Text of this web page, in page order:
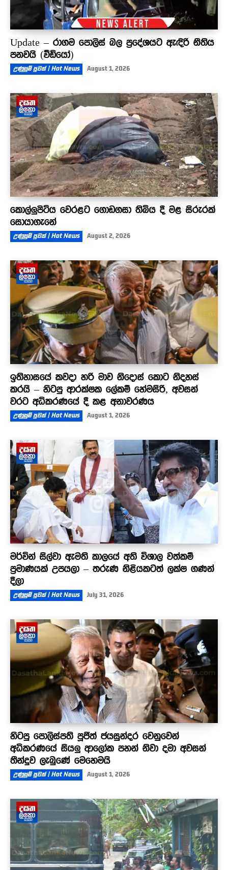
Update – රාගම පොලිස් බල ප්‍රදේශයට ඇඳිරි නීතිය
පනවයි (වීඩියෝ)
උණුසුම් පුවත් | Hot News August 1, 2026
කොල්ලුපිටිය වෙරළට ගොඩගසා තිබිය දී මළ සිරුරක්
සොයාගැනේ
උණුසුම් පුවත් | Hot News August 2, 2026
ඉතිහාසයේ කවදා හරි මාව නිදොස් කොට නිදහස්
කරයි – හිටපු ආරක්ෂක ලේකම් හේමසිරි, අවසන්
වරට අධිකරණයේ දී කළ අනාවරණය
උණුසුම් පුවත් | Hot News August 1, 2026
මර්වින් සිල්වා ඇමති කාලයේ අති විශාල වත්කම්
ප්‍රමාණයක් උපයලා – තරුණ නිළියකටත් ලක්ෂ ගණන්
දීලා
උණුසුම් පුවත් | Hot News July 31, 2026
හිටපු පොලිස්පති පූජිත් ජයසුන්දර වෙනුවෙන්
අධිකරණයේ සියලු ආලෝක පහන් නිවා දමා අවසන්
තීන්දුව ලැබුණේ මෙහෙමයි
උණුසුම් පුවත් | Hot News August 1, 2026